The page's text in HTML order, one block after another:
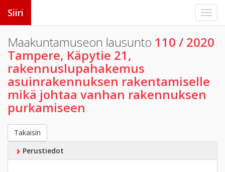
Siiri
Maakuntamuseon lausunto 110 / 2020
Tampere, Käpytie 21,
rakennuslupahakemus
asuinrakennuksen rakentamiselle
mikä johtaa vanhan rakennuksen
purkamiseen
Takaisin
Perustiedot